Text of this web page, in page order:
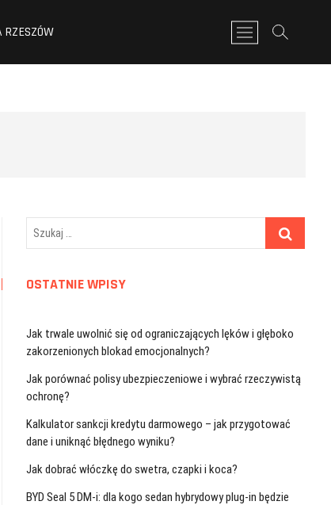
RZESZÓW
P
r
z
u
Szukaj
OSTATNIE WPISY
Jak trwale uwolnić się od ograniczających lęków i głęboko
zakorzenionych blokad emocjonalnych?
Jak porównać polisy ubezpieczeniowe i wybrać rzeczywistą
ochronę?
Kalkulator sankcji kredytu darmowego – jak przygotować
dane i uniknąć błędnego wyniku?
Jak dobrać włóczkę do swetra, czapki i koca?
BYD Seal 5 DM-i: dla kogo sedan hybrydowy plug-in będzie